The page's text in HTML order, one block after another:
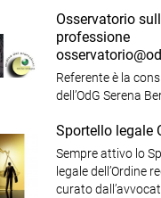
Osservatorio
professione
Referente è la
dell’OdG Serena
Sportello legale
Sempre attivo lo
legale dell’Ordine
curato